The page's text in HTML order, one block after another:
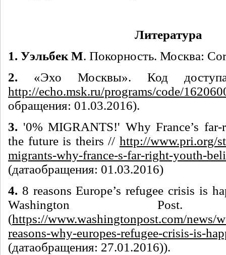
Литература
1. Уэльбек М. Покорность. Москва:
2. «Эхо Москвы». Код
http://echo.msk.ru/programs/code/
обращения: 01.03.2016).
3. '0% MIGRANTS!' Why France’s
the future is theirs // http://www.pri.org/
migrants-why-france-s-far-right-youth-
(датаобращения: 01.03.2016)
4. 8 reasons Europe’s refugee crisis is
Washington Post.
(https://www.washingtonpost.com/news/
reasons-why-europes-refugee-crisis-is-
(датаобращения: 27.01.2016)).